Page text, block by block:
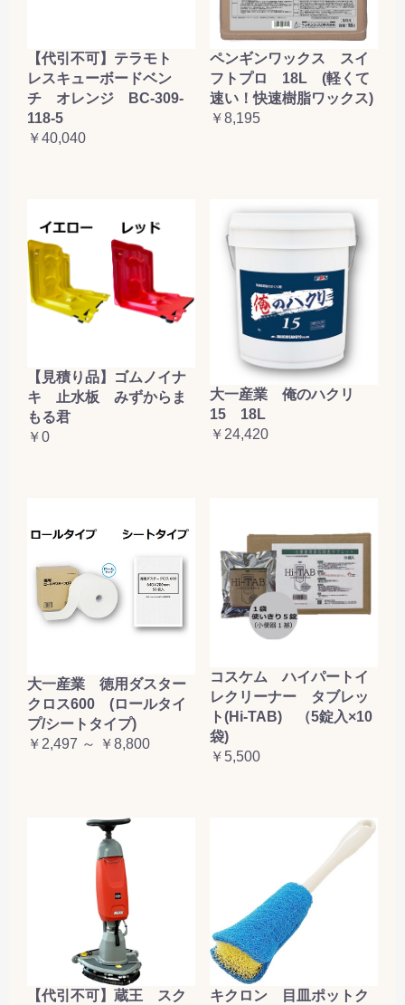
【代引不可】テラモト
レスキューボードベン
チ オレンジ BC-309-
118-5
￥40,040
ペンギンワックス スイ
フトプロ 18L (軽くて
速い！快速樹脂ワックス)
￥8,195
【見積り品】ゴムノイナ
キ 止水板 みずからま
もる君
￥0
大一産業 俺のハクリ
15 18L
￥24,420
大一産業 徳用ダスター
クロス600 (ロールタイ
プ/シートタイプ)
￥2,497 ～ ￥8,800
コスケム ハイパートイ
レクリーナー タブレッ
ト(Hi-TAB) （5錠入×10
袋)
￥5,500
【代引不可】蔵王 スク
キクロン 目皿ポットク